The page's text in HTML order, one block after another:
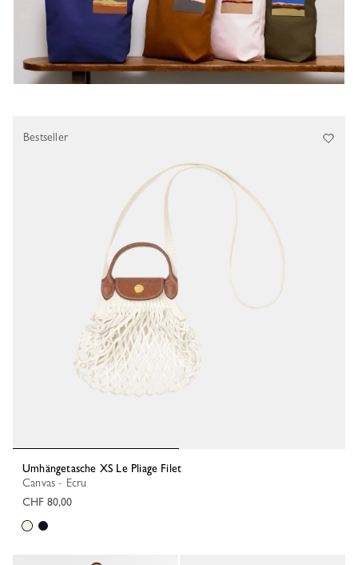
Umhängetasche XS Le Pliage Filet
Canvas - Ecru
CHF 80,00
Bestseller